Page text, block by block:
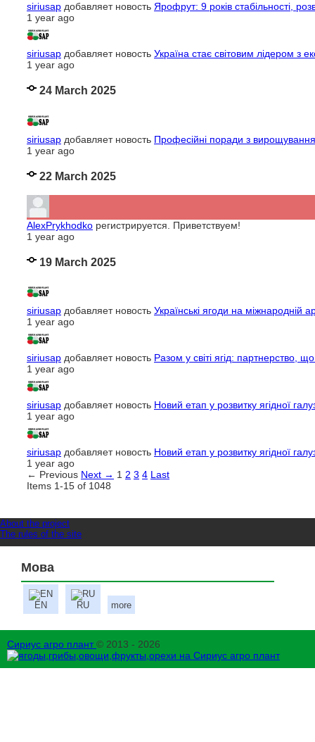
siriusap добавляет новость Ярофрут: 9 років стабільності,
1 year ago
siriusap добавляет новость Україна стає світовим лідером з
1 year ago
24 March 2025
siriusap добавляет новость Професійні поради з вирощування
1 year ago
22 March 2025
AlexPrykhodko регистрируется. Приветствуем!
1 year ago
19 March 2025
siriusap добавляет новость Українські ягоди на міжнародній
1 year ago
siriusap добавляет новость Разом у світі ягід: партнерство,
1 year ago
siriusap добавляет новость Новий етап у розвитку ягідної
1 year ago
siriusap добавляет новость Новий етап у розвитку ягідної
1 year ago
← Previous Next → 1 2 3 4 Last
Items 1-15 of 1048
About the project
The rules of the site
Мова
EN RU more
Сириус агро плант© 2013 - 2026